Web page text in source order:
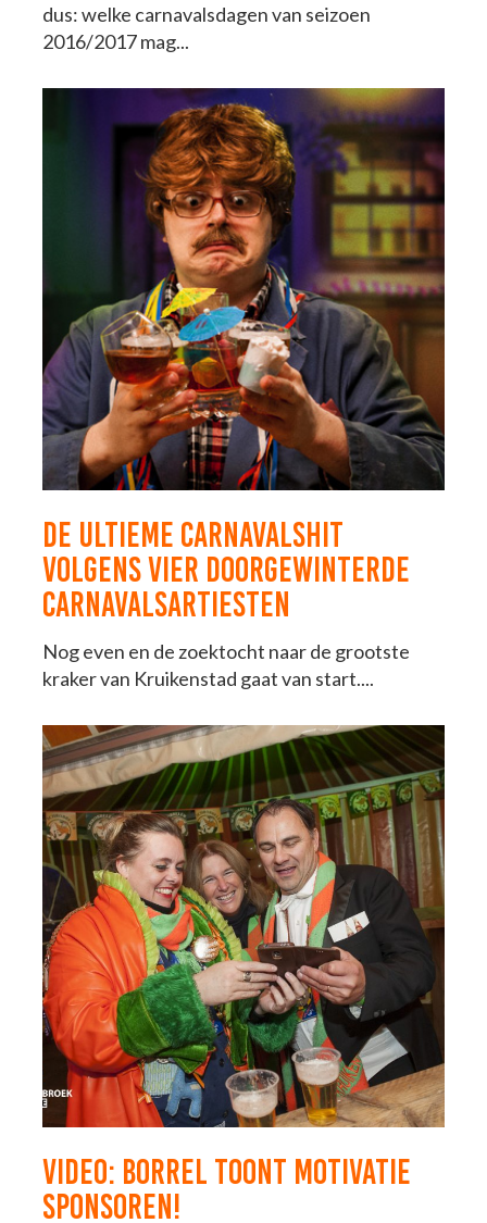
dus: welke carnavalsdagen van seizoen
2016/2017 mag...
DE ULTIEME CARNAVALSHIT
VOLGENS VIER DOORGEWINTERDE
CARNAVALSARTIESTEN
Nog even en de zoektocht naar de grootste
kraker van Kruikenstad gaat van start....
VIDEO: BORREL TOONT MOTIVATIE
SPONSOREN!